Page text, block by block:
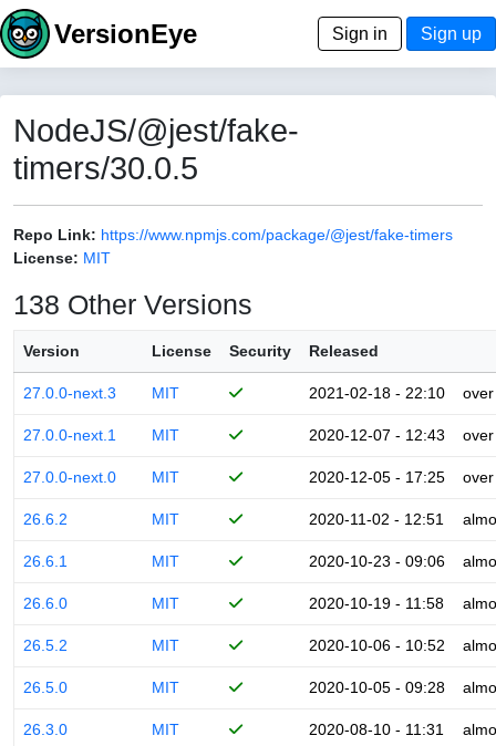
VersionEye Sign in Sign up
NodeJS/@jest/fake-
timers/30.0.5
Repo Link: https://www.npmjs.com/package/@jest/fake-timers
License: MIT
138 Other Versions
Version License Security Released
27.0.0-next.3 MIT 2021-02-18 - 22:10
27.0.0-next.1 MIT 2020-12-07 - 12:43
27.0.0-next.0 MIT 2020-12-05 - 17:25
26.6.2 MIT 2020-11-02 - 12:51
26.6.1 MIT 2020-10-23 - 09:06
26.6.0 MIT 2020-10-19 - 11:58
26.5.2 MIT 2020-10-06 - 10:52
26.5.0 MIT 2020-10-05 - 09:28
26.3.0 MIT 2020-08-10 - 11:31